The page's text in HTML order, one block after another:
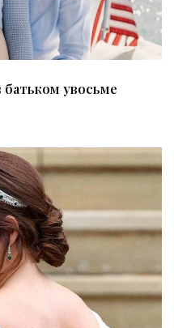
батьком увосьме